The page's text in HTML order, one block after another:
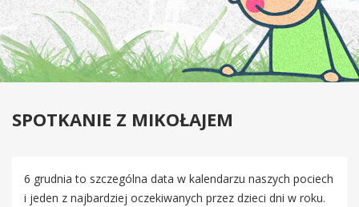
SPOTKANIE Z MIKOŁAJEM
6 grudnia to szczególna data w kalendarzu naszych pociech
i jeden z najbardziej oczekiwanych przez dzieci dni w roku.